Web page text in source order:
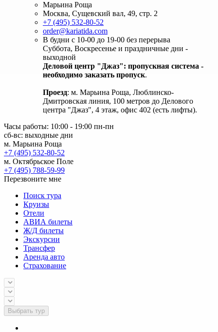
Марьина Роща
Москва, Сущевский вал, 49, стр. 2
+7 (495) 532-80-52
order@kariatida.com
В будни с 10-00 до 19-00 без перерыва
Суббота, Воскресенье и праздничные дни -
выходной
Деловой центр "Джаз": пропускная система -
необходимо заказать пропуск.
Проезд: м. Марьина Роща, Люблинско-
Дмитровская линия, 100 метров до Делового
центра "Джаз", 4 этаж, офис 402 (есть лифты).
Часы работы: 10:00 - 19:00 пн-пн
сб-вс: выходные дни
м. Марьина Роща
+7 (495) 532-80-52
м. Октябрьское Поле
+7 (495) 788-59-99
Перезвоните мне
Поиск тура
Круизы
Отели
АВИА билеты
Ж/Д билеты
Экскурсии
Трансфер
Аренда авто
Страхование
Выбрать тур